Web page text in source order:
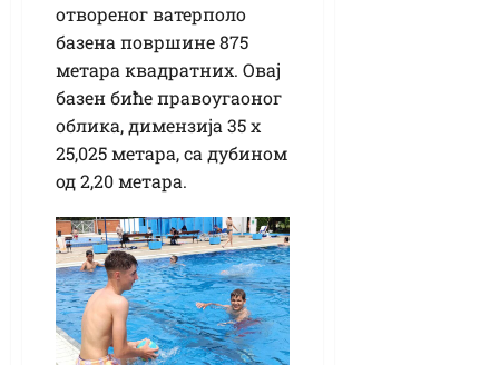
отвореног ватерполо
базена површине 875
метара квадратних. Овај
базен биће правоугаоног
облика, димензија 35 x
25,025 метара, са дубином
од 2,20 метара.